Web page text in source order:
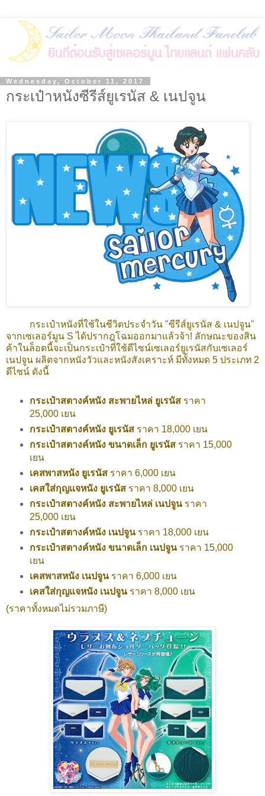
Wednesday, October 11, 2017
กระเป๋าหนังซีรีส์ยูเรนัส & เนปจูน
กระเป๋าหนังที่ใช้ในชีวิตประจำวัน "ซีรีส์ยูเรนัส & เนปจูน"
จากเซเลอร์มูน S ได้ปรากฎโฉมออกมาแล้วจ้า! ลักษณะของสิน
ค้าในล็อตนี้จะเป็นกระเป๋าที่ใช้ดีไซน์เซเลอร์ยูเรนัสกับเซเลอร์
เนปจูน ผลิตจากหนังวัวและหนังสังเคราะห์ มีทั้งหมด 5 ประเภท 2
ดีไซน์ ดังนี้
กระเป๋าสตางค์หนัง สะพายไหล่ ยูเรนัสราคา
25,000 เยน
กระเป๋าสตางค์หนัง ยูเรนัสราคา 18,000 เยน
กระเป๋าสตางค์หนัง ขนาดเล็ก ยูเรนัสราคา 15,000
เยน
เคสพาสหนัง ยูเรนัสราคา 6,000 เยน
เคสใส่กุญแจหนัง ยูเรนัสราคา 8,000 เยน
กระเป๋าสตางค์หนัง สะพายไหล่ เนปจูนราคา
25,000 เยน
กระเป๋าสตางค์หนัง เนปจูนราคา 18,000 เยน
กระเป๋าสตางค์หนัง ขนาดเล็ก เนปจูนราคา 15,000
เยน
เคสพาสหนัง เนปจูนราคา 6,000 เยน
เคสใส่กุญแจหนัง เนปจูนราคา 8,000 เยน
(ราคาทั้งหมดไม่รวมภาษี)